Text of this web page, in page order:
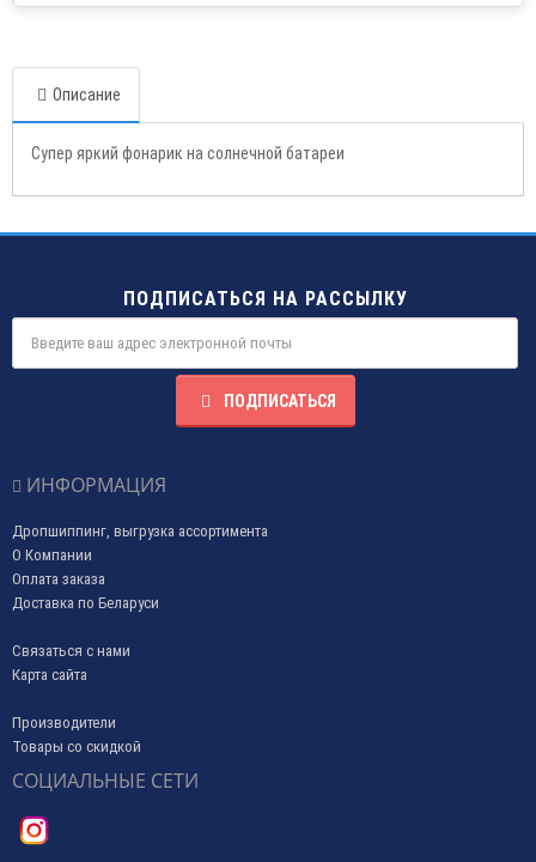
Описание
Супер яркий фонарик на солнечной батареи
ПОДПИСАТЬСЯ НА РАССЫЛКУ
ПОДПИСАТЬСЯ
ИНФОРМАЦИЯ
Дропшиппинг, выгрузка ассортимента
О Компании
Оплата заказа
Доставка по Беларуси
Связаться с нами
Карта сайта
Производители
Товары со скидкой
СОЦИАЛЬНЫЕ СЕТИ